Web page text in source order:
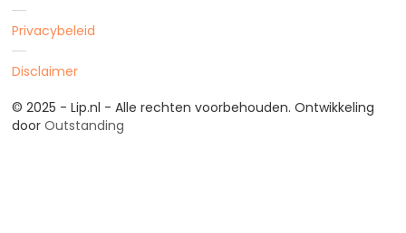
Privacybeleid
Disclaimer
© 2025 - Lip.nl - Alle rechten voorbehouden. Ontwikkeling
door Outstanding